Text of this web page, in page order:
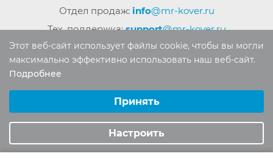
Отдел продаж: info@mr-kover.ru
Тех. поддержка:support@mr-kover.ru
материалов сайта без письменного разрешения
запрещено.
Этот веб-сайт использует файлы cookie, чтобы вы могли
максимально эффективно использовать наш веб-сайт.
Подробнее
Аналитические/Функциональные
Принять
Настроить